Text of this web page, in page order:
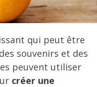
qui peut être
souvenirs et des
peuvent utiliser
créer une